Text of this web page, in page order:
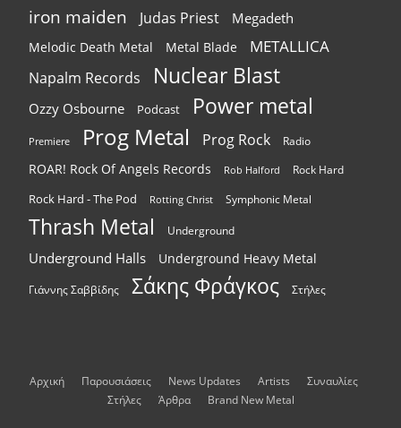
iron maiden Judas Priest Megadeth
Melodic Death Metal Metal Blade METALLICA
Napalm Records Nuclear Blast
Ozzy Osbourne Podcast Power metal
Premiere Prog Metal Prog Rock Radio
ROAR! Rock Of Angels Records Rob Halford Rock Hard
Rock Hard - The Pod Rotting Christ Symphonic Metal
Thrash Metal Underground
Underground Halls Underground Heavy Metal
Γιάννης Σαββίδης Σάκης Φράγκος Στήλες
Αρχική Παρουσιάσεις News Updates Artists
Συναυλίες
Στήλες
Άρθρα Brand New Metal